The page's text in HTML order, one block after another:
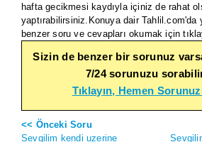
hafta gecikmesi kaydıyla içiniz de rahat
yaptırabilirsiniz.Konuya dair Tahlil.com'da
benzer soru ve cevapları okumak için
Sizin de benzer bir sorunuz
7/24 sorunuzu
Tıklayın, Hemen
<< Önceki Soru
Sevgilim kendi uzerine